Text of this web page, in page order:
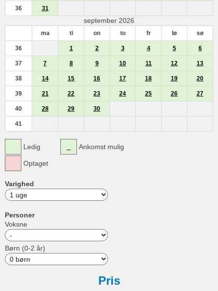
36 31
september 2026
ma ti on to fr lø sø
36 1 2 3 4 5 6
37 7 8 9 10 11 12 13
38 14 15 16 17 18 19 20
39 21 22 23 24 25 26 27
40 28 29 30
41
Ledig
Optaget
Ankomst mulig
Varighed
Personer
Voksne
Børn (0-2 år)
Pris